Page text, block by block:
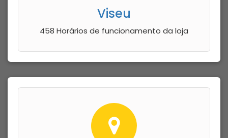
Viseu
458 Horários de funcionamento da loja